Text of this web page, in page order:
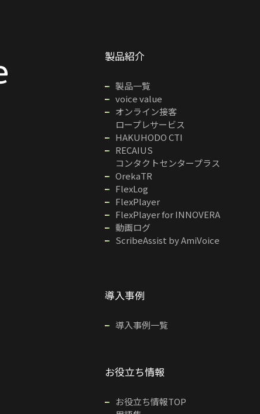
製品紹介
製品一覧
voice value
オンライン接客
ロープレサービス
HAKUHODO CTI
RECAIUS
コンタクトセンタープラス
OrekaTR
FlexLog
FlexPlayer
FlexPlayer for INNOVERA
動画ログ
ScribeAssist by AmiVoice
導入事例
導入事例一覧
お役立ち情報
お役立ち情報TOP